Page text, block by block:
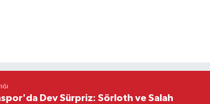
Dev Sürpriz: Sörloth ve Salah